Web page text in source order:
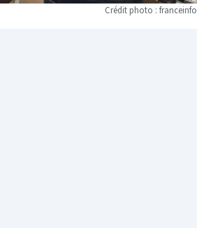
Crédit photo : franceinfo